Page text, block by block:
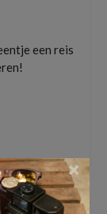
een reis
×